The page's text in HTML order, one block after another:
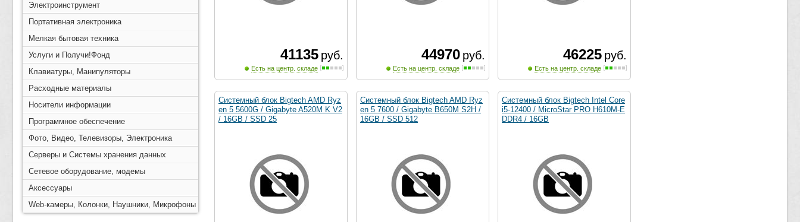
Электроинструмент
Портативная электроника
Мелкая бытовая техника
Услуги и Получи!Фонд
Клавиатуры, Манипуляторы
Расходные материалы
Носители информации
Программное обеспечение
Фото, Видео, Телевизоры, Электроника
Серверы и Системы хранения данных
Сетевое оборудование, модемы
Аксессуары
Web-камеры, Колонки, Наушники, Микрофоны
41135 руб.
Есть на центр. складе
44970 руб.
Есть на центр. складе
46225 руб.
Есть на центр. складе
Системный блок Bigtech AMD Ryz
en 5 5600G / Gigabyte A520M K V2
/ 16GB / SSD 25
Системный блок Bigtech AMD Ryz
en 5 7600 / Gigabyte B650M S2H /
16GB / SSD 512
Системный блок Bigtech Intel Core
i5-12400 / MicroStar PRO H610M-E
DDR4 / 16GB